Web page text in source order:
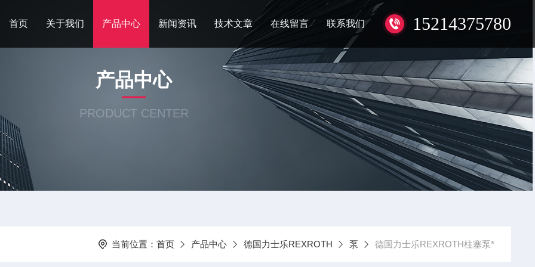
15214375780
首页 关于我们 产品中心 新闻资讯 技术文章 在线留言 联系我们
产品中心
PRODUCT CENTER
当前位置： 首页 产品中心 德国力士乐REXROTH 泵 德国力士乐REXROTH柱塞泵*